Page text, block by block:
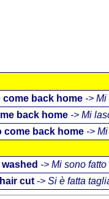
come back home ->
back home -> Mi
come back home ->
washed -> Mi sono
cut -> Si è fatta